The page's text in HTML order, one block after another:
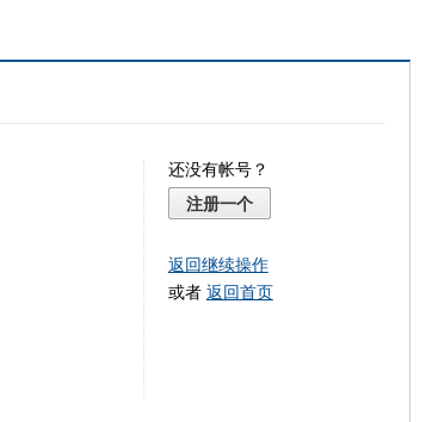
还没有帐号？
注册一个
返回继续操作
或者 返回首页